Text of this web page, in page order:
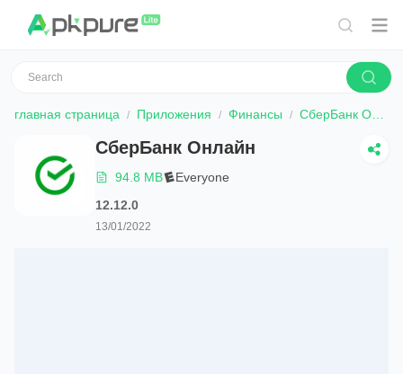
главная страница Приложения Финансы СберБанк Онлайн
СберБанк Онлайн
94.8 MB
Everyone
12.12.0
13/01/2022